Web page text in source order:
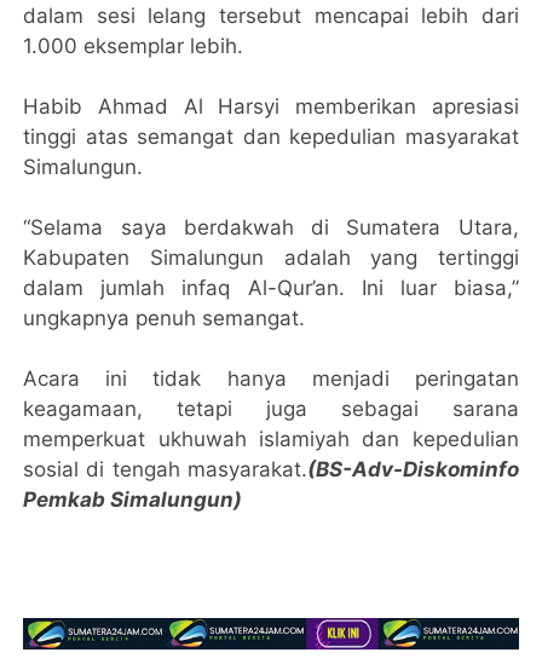
dalam sesi lelang tersebut mencapai lebih dari
1.000 eksemplar lebih.
Habib Ahmad Al Harsyi memberikan apresiasi
tinggi atas semangat dan kepedulian masyarakat
Simalungun.
“Selama saya berdakwah di Sumatera Utara,
Kabupaten Simalungun adalah yang tertinggi
dalam jumlah infaq Al-Qur’an. Ini luar biasa,”
ungkapnya penuh semangat.
Acara ini tidak hanya menjadi peringatan
keagamaan, tetapi juga sebagai sarana
memperkuat ukhuwah islamiyah dan kepedulian
sosial di tengah masyarakat.(BS-Adv-Diskominfo
Pemkab Simalungun)